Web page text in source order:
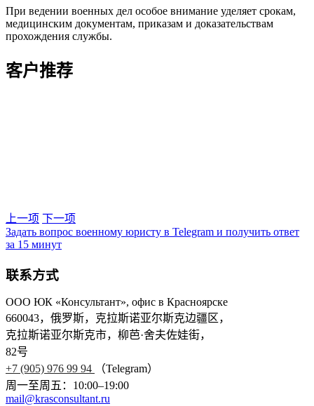
При ведении военных дел особое внимание уделяет срокам,
медицинским документам, приказам и доказательствам
прохождения службы.
客户推荐
上一项 下一项
Задать вопрос военному юристу в Telegram и получить ответ
за 15 минут
联系方式
ООО ЮК «Консультант», офис в Красноярске
660043，俄罗斯，克拉斯诺亚尔斯克边疆区，
克拉斯诺亚尔斯克市，柳芭·舍夫佐娃街，
82号
+7 (905) 976 99 94
（Telegram）
周一至周五：10:00–19:00
mail@krasconsultant.ru